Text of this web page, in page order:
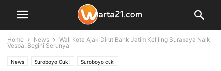
Home News
Wali Kota Ajak Dirut Bank Jatim Keliling Surabaya Naik
Vespa, Begini Serunya
News Suroboyo Cuk ! Suroboyo cuk!